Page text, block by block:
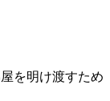
を明け渡すため